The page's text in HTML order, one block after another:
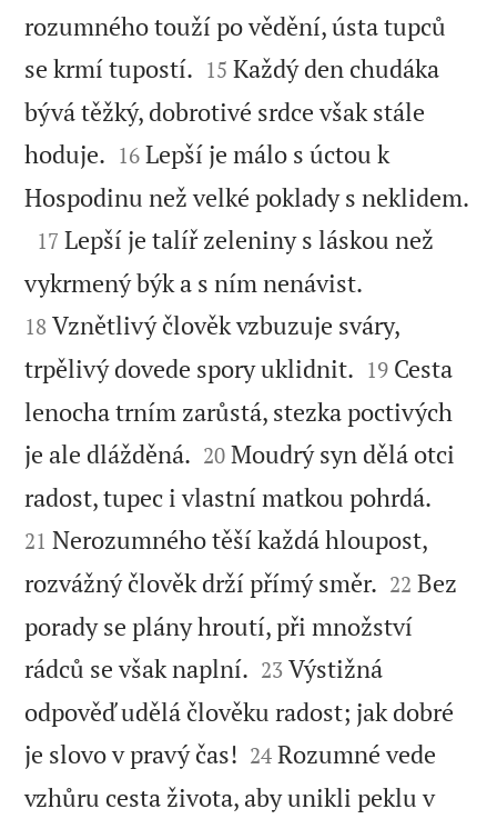
rozumného touží po vědění, ústa tupců
se krmí tupostí. 

15 Každý den chudáka
bývá těžký, dobrotivé srdce však stále
hoduje. 

16 Lepší je málo s úctou k
Hospodinu než velké poklady s neklidem.

17 Lepší je talíř zeleniny s láskou než
vykrmený býk a s ním nenávist.
18 Vznětlivý člověk vzbuzuje sváry,
trpělivý dovede spory uklidnit. 

19 Cesta
lenocha trním zarůstá, stezka poctivých
je ale dlážděná. 

20 Moudrý syn dělá otci
radost, tupec i vlastní matkou pohrdá.
21 Nerozumného těší každá hloupost,
rozvážný člověk drží přímý směr. 

22 Bez
porady se plány hroutí, při množství
rádců se však naplní. 

23 Výstižná
odpověď udělá člověku radost; jak dobré
je slovo v pravý čas! 

24 Rozumné vede
vzhůru cesta života, aby unikli peklu v